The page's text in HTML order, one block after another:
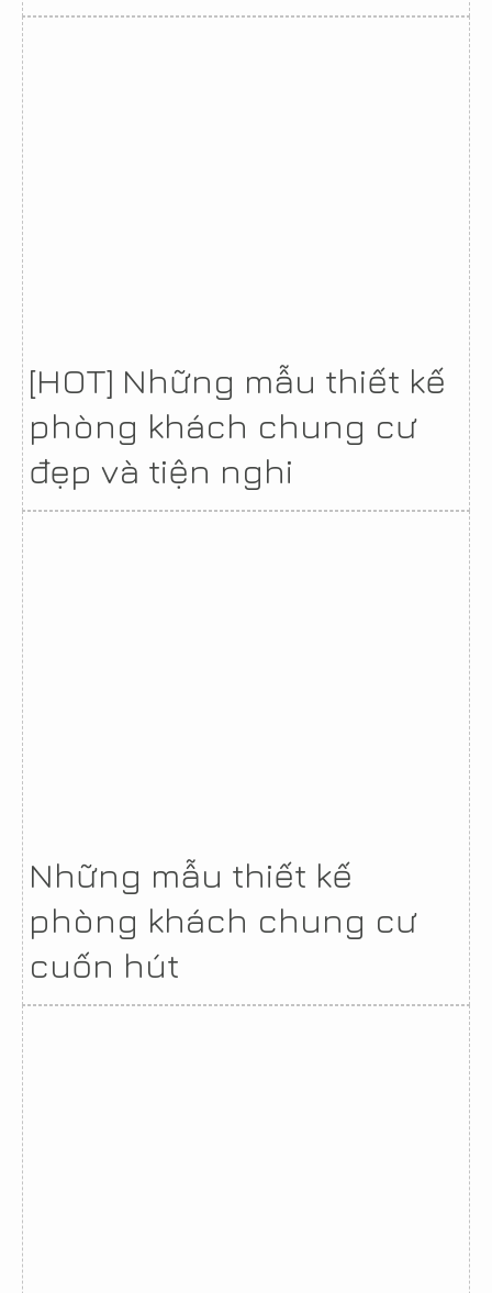
[HOT] Những mẫu thiết kế
phòng khách chung cư
đẹp và tiện nghi
Những mẫu thiết kế
phòng khách chung cư
cuốn hút